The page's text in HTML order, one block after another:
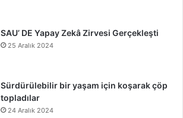
SAU’ DE Yapay Zekâ Zirvesi Gerçekleşti
25 Aralık 2024
Sürdürülebilir bir yaşam için koşarak çöp
topladılar
24 Aralık 2024